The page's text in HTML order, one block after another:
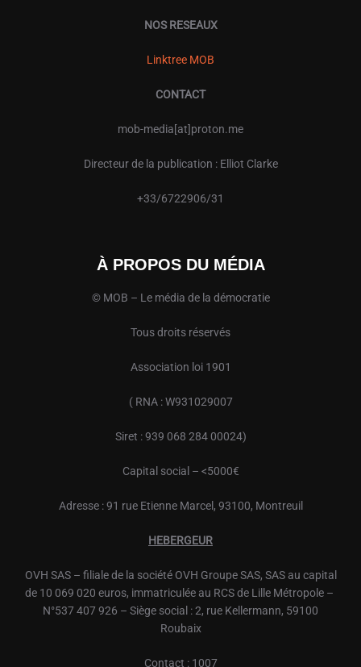
NOS RESEAUX
Linktree MOB
CONTACT
mob-media[at]proton.me
Directeur de la publication : Elliot Clarke
+33/6722906/31
À PROPOS DU MÉDIA
© MOB – Le média de la démocratie
Tous droits réservés
Association loi 1901
( RNA : W931029007
Siret : 939 068 284 00024)
Capital social – <5000€
Adresse : 91 rue Etienne Marcel, 93100, Montreuil
HEBERGEUR
OVH SAS – filiale de la société OVH Groupe SAS, SAS au capital
de 10 069 020 euros, immatriculée au RCS de Lille Métropole –
N°537 407 926 – Siège social : 2, rue Kellermann, 59100
Roubaix
Contact : 1007